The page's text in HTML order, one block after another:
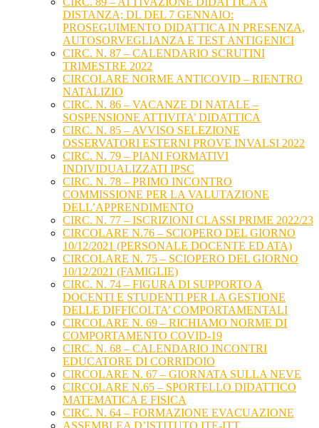
DISTANZA; DL DEL 7 GENNAIO:
PROSEGUIMENTO DIDATTICA IN PRESENZA,
AUTOSORVEGLIANZA E TEST ANTIGENICI
CIRC. N. 87 – CALENDARIO SCRUTINI
TRIMESTRE 2022
CIRCOLARE NORME ANTICOVID – RIENTRO
NATALIZIO
CIRC. N. 86 – VACANZE DI NATALE –
SOSPENSIONE ATTIVITA’ DIDATTICA
CIRC. N. 85 – AVVISO SELEZIONE
OSSERVATORI ESTERNI PROVE INVALSI 2022
CIRC. N. 79 – PIANI FORMATIVI
INDIVIDUALIZZATI IPSC
CIRC. N. 78 – PRIMO INCONTRO
COMMISSIONE PER LA VALUTAZIONE
DELL’APPRENDIMENTO
CIRC. N. 77 – ISCRIZIONI CLASSI PRIME 2022/23
CIRCOLARE N.76 – SCIOPERO DEL GIORNO
10/12/2021 (PERSONALE DOCENTE ED ATA)
CIRCOLARE N. 75 – SCIOPERO DEL GIORNO
10/12/2021 (FAMIGLIE)
CIRC. N. 74 – FIGURA DI SUPPORTO A
DOCENTI E STUDENTI PER LA GESTIONE
DELLE DIFFICOLTA’ COMPORTAMENTALI
CIRCOLARE N. 69 – RICHIAMO NORME DI
COMPORTAMENTO COVID-19
CIRC. N. 68 – CALENDARIO INCONTRI
EDUCATORE DI CORRIDOIO
CIRCOLARE N. 67 – GIORNATA SULLA NEVE
CIRCOLARE N.65 – SPORTELLO DIDATTICO
MATEMATICA E FISICA
CIRC. N. 64 – FORMAZIONE EVACUAZIONE